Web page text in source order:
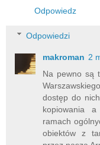
Odpowiedz
Odpowiedzi
makroman 2
Na pewno są
dostęp do
kopiowania
ramach
obiektów z